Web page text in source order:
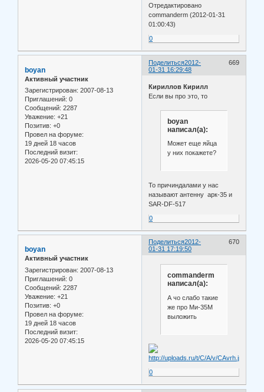
Отредактировано
commanderm (2012-01-31
01:00:43)
0
Поделиться 669
2012-
01-31 16:29:48
boyan
Активный участник
Зарегистрирован: 2007-08-13
Приглашений: 0
Сообщений: 2287
Уважение: +21
Позитив: +0
Провел на форуме:
19 дней 18 часов
Последний визит:
2026-05-20 07:45:15
Кириллов Кирилл
Если вы про это, то
boyan
написал(а):
Может еще яйца
у них покажете?
То причиндалами у нас
называют антенну арк-35 и
SAR-DF-517
0
Поделиться 670
2012-
01-31 17:19:50
boyan
Активный участник
Зарегистрирован: 2007-08-13
Приглашений: 0
Сообщений: 2287
Уважение: +21
Позитив: +0
Провел на форуме:
19 дней 18 часов
Последний визит:
2026-05-20 07:45:15
commanderm
написал(а):
А чо слабо такие
же про Ми-35М
выложить
0